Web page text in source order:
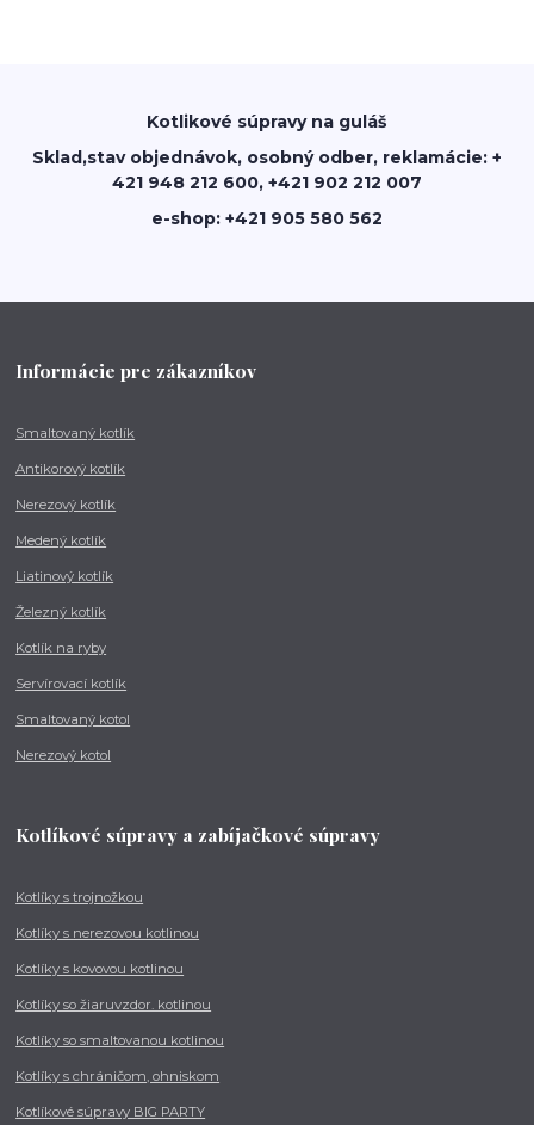
Kotlikové súpravy na guláš
Sklad,stav objednávok, osobný odber, reklamácie: +
421 948 212 600, +421 902 212 007
e-shop: +421 905 580 562
Informácie pre zákazníkov
Smaltovaný kotlík
Antikorový kotlík
Nerezový kotlík
Medený kotlík
Liatinový kotlík
Železný kotlík
Kotlík na ryby
Servírovací kotlík
Smaltovaný kotol
Nerezový kotol
Kotlíkové súpravy a zabíjačkové súpravy
Kotlíky s trojnožkou
Kotlíky s nerezovou kotlinou
Kotlíky s kovovou kotlinou
Kotlíky so žiaruvzdor. kotlinou
Kotlíky so smaltovanou kotlinou
Kotlíky s chráničom, ohniskom
Kotlíkové súpravy BIG PARTY